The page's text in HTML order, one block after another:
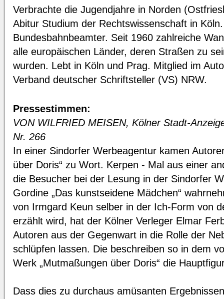
Verbrachte die Jugendjahre in Norden
Abitur Studium der Rechtswissenschaft in
Bundesbahnbeamter. Seit 1960 zahlreiche
alle europäischen Länder, deren Straßen zu
wurden. Lebt in Köln und Prag. Mitglied im
Verband deutscher Schriftsteller (VS) NRW.
Pressestimmen:
VON WILFRIED MEISEN, Kölner Stadt-
Nr. 266
In einer Sindorfer Werbeagentur kamen
über Doris“ zu Wort. Kerpen - Mal aus einer
die Besucher bei der Lesung in der Sindorfer
Gordine „Das kunstseidene Mädchen“
von Irmgard Keun selber in der Ich-Form von
erzählt wird, hat der Kölner Verleger Elmar
Autoren aus der Gegenwart in die Rolle der
schlüpfen lassen. Die beschreiben so in dem
Werk „Mutmaßungen über Doris“ die
Dass dies zu durchaus amüsanten